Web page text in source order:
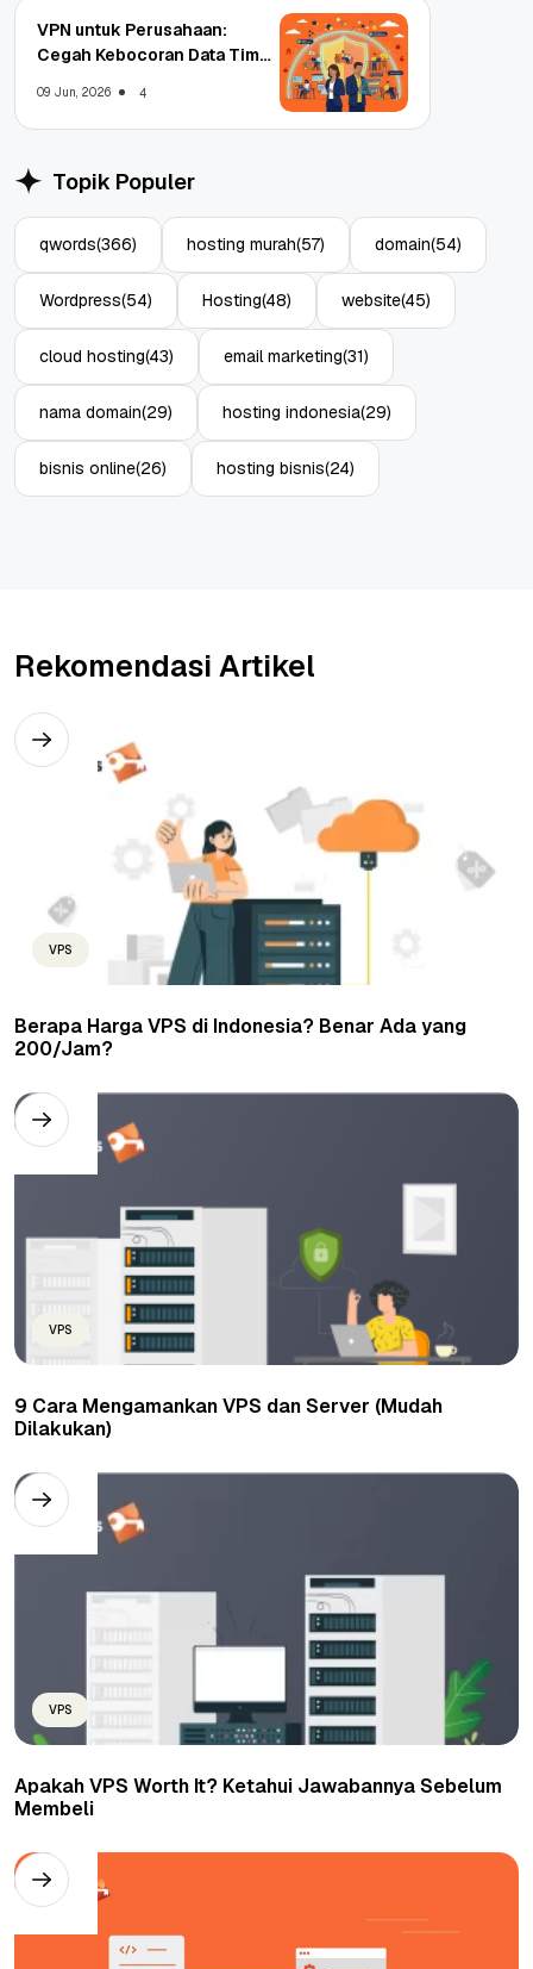
VPN untuk Perusahaan:
Cegah Kebocoran Data Tim
09 Jun, 2026 4
Topik Populer
qwords(366) hosting murah(57) domain(54)
Wordpress(54) Hosting(48) website(45)
cloud hosting(43) email marketing(31)
nama domain(29) hosting indonesia(29)
bisnis online(26) hosting bisnis(24)
Rekomendasi Artikel
VPS
Berapa Harga VPS di Indonesia? Benar Ada yang
200/Jam?
VPS
9 Cara Mengamankan VPS dan Server (Mudah
Dilakukan)
VPS
Apakah VPS Worth It? Ketahui Jawabannya Sebelum
Membeli